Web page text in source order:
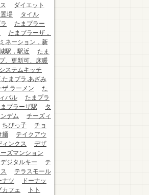
ダイエット
場
タイル
たまプラー
たまプラーザ，
ネーション，新
駅，駅近
たま
、更新可、床暖
ステムキッチ
たまプラ.あざみ
ザ.ラーメン
た
バル
たまプラ
プラーザ駅
タ
デム
チーズィ
ちびっ子
チョ
麺
テイクアウ
ィンクス
デザ
ズマンション
デジタルキー
テ
テラスモール
ナツ
ドーナッ
カフェ
トト